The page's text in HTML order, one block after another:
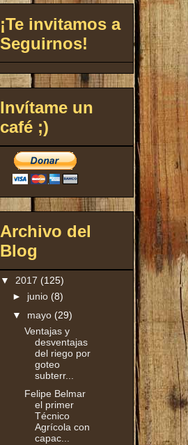
¡Te invitamos a
Seguirnos!
Invítame un
café ;)
Archivo del
Blog
▼ 2017 (125)
► junio (8)
▼ mayo (29)
Ventajas y
desventajas
del riego por
goteo
subterr...
Felipe Belmar
el primer
Técnico
Agrícola con
capac...